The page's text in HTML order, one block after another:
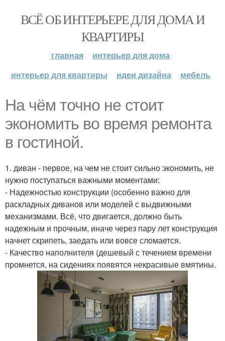
ВСЁ ОБ ИНТЕРЬЕРЕ ДЛЯ ДОМА И
КВАРТИРЫ
главная
интерьер для дома
интерьер для квартиры
идеи дизайна мебель
На чём точно не стоит
экономить во время ремонта
в гостиной.
1. диван - первое, на чем не стоит сильно экономить, не
нужно поступаться важными моментами:
- Надежностью конструкции (особенно важно для
раскладных диванов или моделей с выдвижными
механизмами. Всё, что двигается, должно быть
надежным и прочным, иначе через пару лет конструкция
начнет скрипеть, заедать или вовсе сломается.
- Качество наполнителя (дешевый с течением времени
промнется, на сидениях появятся некрасивые вмятины.